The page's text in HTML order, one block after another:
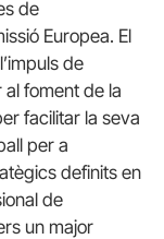
de
Europea. El
de
al foment de la
facilitar la seva
per a
definits en
de
un major